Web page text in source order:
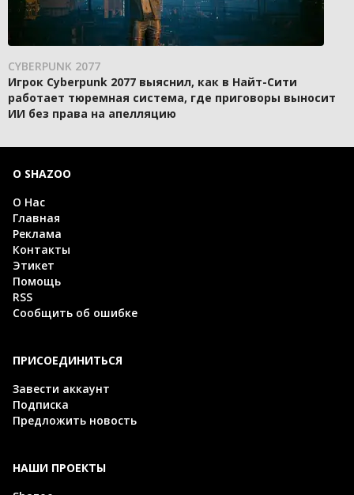
CYBERPUNK 2077
Игрок Cyberpunk 2077 выяснил, как в Найт-Сити
работает тюремная система, где приговоры выносит
ИИ без права на апелляцию
О SHAZOO
О Нас
Главная
Реклама
Контакты
Этикет
Помощь
RSS
Сообщить об ошибке
ПРИСОЕДИНИТЬСЯ
Завести аккаунт
Подписка
Предложить новость
НАШИ ПРОЕКТЫ